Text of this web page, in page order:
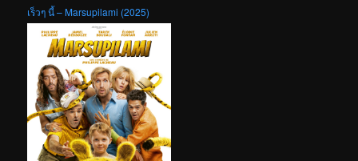
เร็วๆ นี้ – Marsupilami (2025)